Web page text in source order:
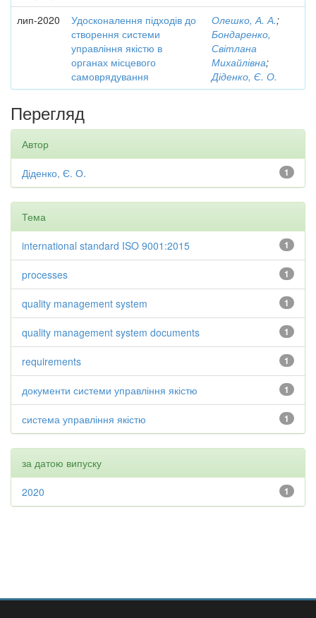
лип-2020
Удосконалення підходів до
створення системи
управління якістю в
органах місцевого
самоврядування
Олешко, А. А.;
Бондаренко,
Світлана
Михайлівна;
Діденко, Є. О.
Перегляд
Автор
1
Діденко, Є. О.
Тема
1
international standard ISO 9001:2015
1
processes
1
quality management system
1
quality management system documents
1
requirements
1
документи системи управління якістю
1
система управління якістю
за датою випуску
1
2020